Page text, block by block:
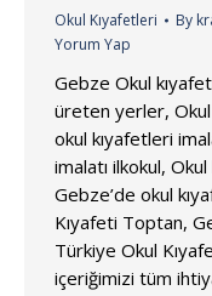
Okul Kıyafetleri By
Yorum Yap
Gebze Okul
üreten yerler, Okul
okul kıyafetleri
imalatı ilkokul,
Gebze’de okul
Kıyafeti Toptan,
Türkiye Okul
içeriğimizi tüm